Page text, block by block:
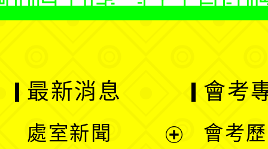
最新消息
處室新聞
會考
會考